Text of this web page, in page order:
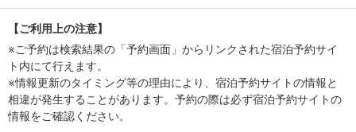
【ご利用上の注意】
※ご予約は検索結果の「予約画面」からリンクされた宿泊予約サイ
ト内にて行えます。
※情報更新のタイミング等の理由により、宿泊予約サイトの情報と
相違が発生することがあります。予約の際は必ず宿泊予約サイトの
情報をご確認ください。